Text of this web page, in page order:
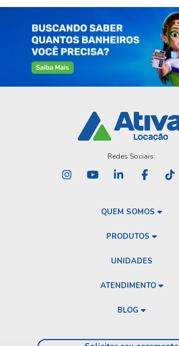
Redes Sociais:
QUEM SOMOS
PRODUTOS
UNIDADES
ATENDIMENTO
BLOG